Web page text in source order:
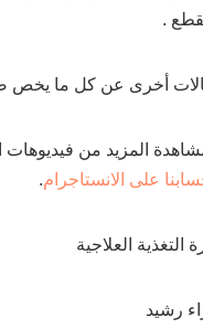
.
أخرى عن كل ما يخص
المزيد من فيديوهات
على الانستاجرام.
التغذية العلاجية
رشيد